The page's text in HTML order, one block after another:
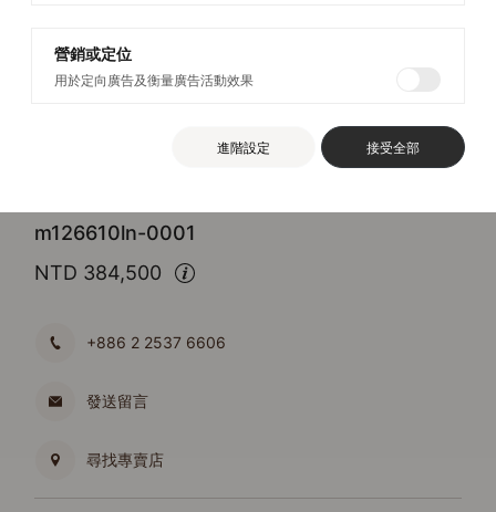
Submariner Date
m126610ln-0001
NTD 384,500
+886 2 2537 6606
發送留言
尋找專賣店
營銷或定位
用於定向廣告及衡量廣告活動效果
進階設定 接受全部